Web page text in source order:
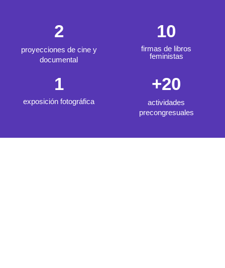
2
proyecciones de cine y
documental
10
firmas de libros
feministas
1
exposición fotográfica
+20
actividades
precongresuales